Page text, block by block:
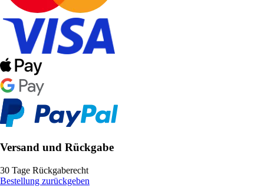
Versand und Rückgabe
30 Tage Rückgaberecht
Bestellung zurückgeben